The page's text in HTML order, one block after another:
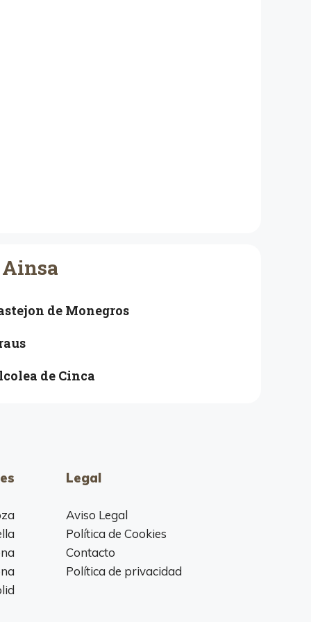
de Monegros
de Cinca
Legal
Aviso Legal
Política de Cookies
Contacto
Política de privacidad